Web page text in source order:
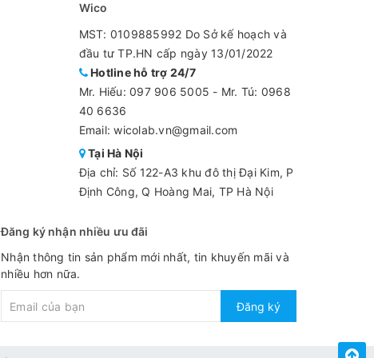
Wico
MST: 0109885992 Do Sở kế hoạch và
đầu tư TP.HN cấp ngày 13/01/2022
Hotline hỗ trợ 24/7
Mr. Hiếu: 097 906 5005 - Mr. Tú: 0968
40 6636
Email: wicolab.vn@gmail.com
Tại Hà Nội
Địa chỉ: Số 122-A3 khu đô thị Đại Kim, P
Định Công, Q Hoàng Mai, TP Hà Nội
Đăng ký nhận nhiều ưu đãi
Nhận thông tin sản phẩm mới nhất, tin khuyến mãi và
nhiều hơn nữa.
Đăng ký